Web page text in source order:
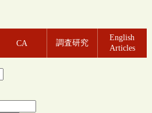
CA 調査研究
English
Articles